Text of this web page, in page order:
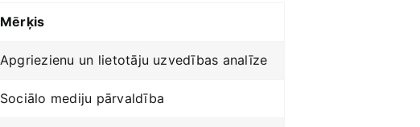
Mērķis
Apgriezienu⁢ un lietotāju ‌uzvedības analīze
Sociālo mediju pārvaldība